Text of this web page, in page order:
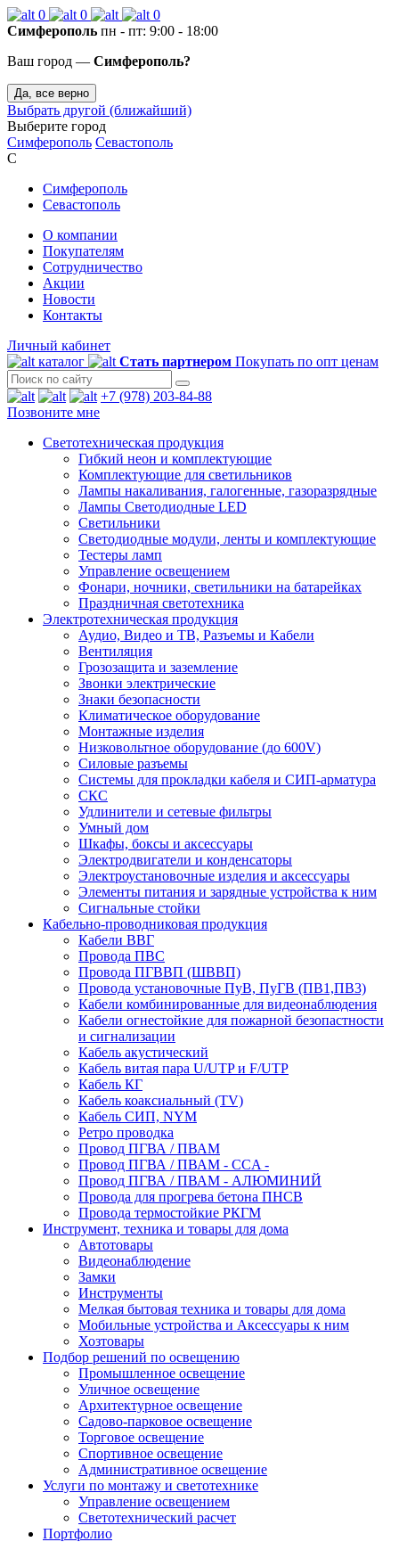
0 0
0
Симферополь пн - пт: 9:00 - 18:00
Ваш город — Симферополь?
Да, все верно
Выбрать другой (ближайший)
Выберите город
Симферополь Севастополь
С
Симферополь
Севастополь
О компании
Покупателям
Сотрудничество
Акции
Новости
Контакты
Личный кабинет
каталог
Стать партнером Покупать по опт ценам
+7 (978) 203-84-88
Позвоните мне
Светотехническая продукция
Гибкий неон и комплектующие
Комплектующие для светильников
Лампы накаливания, галогенные, газоразрядные
Лампы Светодиодные LED
Светильники
Светодиодные модули, ленты и комплектующие
Тестеры ламп
Управление освещением
Фонари, ночники, светильники на батарейках
Праздничная светотехника
Электротехническая продукция
Аудио, Видео и ТВ, Разъемы и Кабели
Вентиляция
Грозозащита и заземление
Звонки электрические
Знаки безопасности
Климатическое оборудование
Монтажные изделия
Низковольтное оборудование (до 600V)
Силовые разъемы
Системы для прокладки кабеля и СИП-арматура
СКС
Удлинители и сетевые фильтры
Умный дом
Шкафы, боксы и аксессуары
Электродвигатели и конденсаторы
Электроустановочные изделия и аксессуары
Элементы питания и зарядные устройства к ним
Сигнальные стойки
Кабельно-проводниковая продукция
Кабели ВВГ
Провода ПВС
Провода ПГВВП (ШВВП)
Провода установочные ПуВ, ПуГВ (ПВ1,ПВ3)
Кабели комбинированные для видеонаблюдения
Кабели огнестойкие для пожарной безопастности
и сигнализации
Кабель акустический
Кабель витая пара U/UTP и F/UTP
Кабель КГ
Кабель коаксиальный (TV)
Кабель СИП, NYM
Ретро проводка
Провод ПГВА / ПВАМ
Провод ПГВА / ПВАМ - CCA -
Провод ПГВА / ПВАМ - АЛЮМИНИЙ
Провода для прогрева бетона ПНСВ
Провода термостойкие РКГМ
Инструмент, техника и товары для дома
Автотовары
Видеонаблюдение
Замки
Инструменты
Мелкая бытовая техника и товары для дома
Мобильные устройства и Аксессуары к ним
Хозтовары
Подбор решений по освещению
Промышленное освещение
Уличное освещение
Архитектурное освещение
Садово-парковое освещение
Торговое освещение
Спортивное освещение
Административное освещение
Услуги по монтажу и светотехнике
Управление освещением
Светотехнический расчет
Портфолио